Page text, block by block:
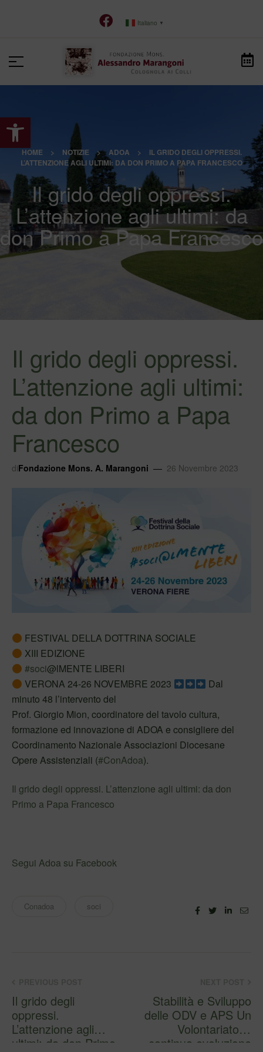
Apri la barra degli strumenti
Italiano ▼
HOME > NOTIZIE > ADOA >
IL GRIDO DEGLI OPPRESSI.
L’ATTENZIONE AGLI ULTIMI: DA DON PRIMO A PAPA FRANCESCO
Il grido degli oppressi.
L’attenzione agli ultimi: da
don Primo a Papa Francesco
Il grido degli oppressi.
L’attenzione agli ultimi:
da don Primo a Papa
Francesco
diFondazione Mons. A. Marangoni 26 Novembre 2023
FESTIVAL DELLA DOTTRINA SOCIALE
XIII EDIZIONE
#soci@lMENTE LIBERI
VERONA 24-26 NOVEMBRE 2023
Dal
minuto 48 l’intervento del
Prof. Giorgio Mion, coordinatore del tavolo cultura,
formazione ed innovazione di ADOA e consigliere del
Coordinamento Nazionale Associazioni Diocesane
Opere Assistenziali (#ConAdoa).
Il grido degli oppressi. L’attenzione agli ultimi: da don
Primo a Papa Francesco
Segui Adoa su Facebook
Conadoa soci FacebookTwitter
Il grido degli
oppressi.
L’attenzione agli
ultimi: da don Primo
Stabilità e Sviluppo
delle ODV e APS Un
Volontariato in
continua evoluzione